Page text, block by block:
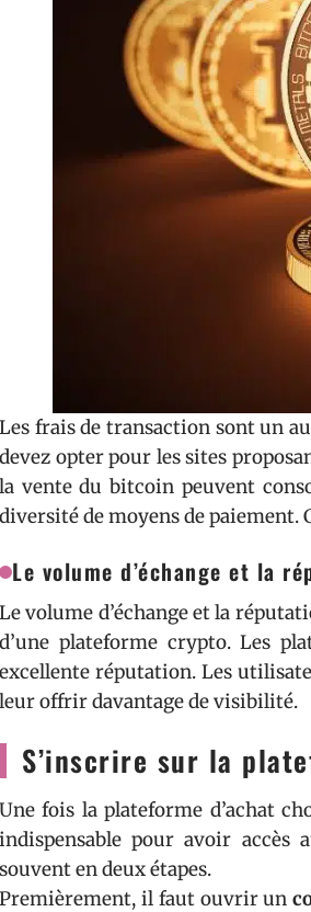
Les frais de transaction sont un
devez opter pour les sites
la vente du bitcoin peuvent
diversité de moyens de paiement.
Le volume d’échange et
Le volume d’échange et la
d’une plateforme crypto. Les
excellente réputation. Les
leur offrir davantage de visibilité.
S’inscrire sur la
Une fois la plateforme d’achat
indispensable pour avoir accès
souvent en deux étapes.
Premièrement, il faut ouvrir un